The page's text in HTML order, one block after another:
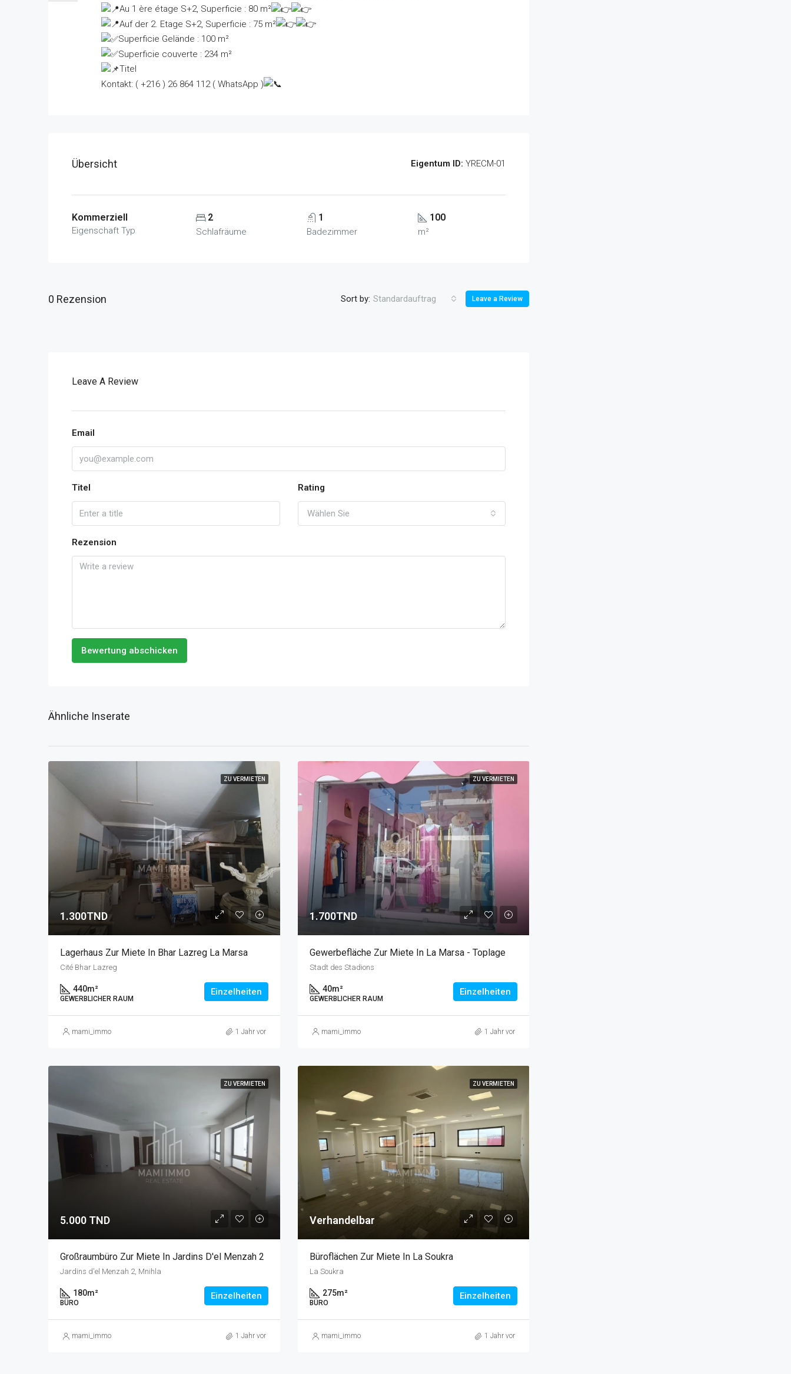
Au 1 ère étage S+2, Superficie : 80 m²
Auf der 2. Etage S+2, Superficie : 75 m²
Superficie Gelände : 100 m²
Superficie couverte : 234 m²
Titel
Kontakt: ( +216 ) 26 864 112 ( WhatsApp )
Übersicht Eigentum ID: YRECM-01
Kommerziell
Eigenschaft Typ
2
Schlafräume
1
Badezimmer
100
m²
0 Rezension Sort by: Standardauftrag Leave a Review
Leave A Review
Email
Titel Rating
Wählen Sie
Rezension
Bewertung abschicken
Ähnliche Inserate
ZU VERMIETEN
1.300TND
Lagerhaus Zur Miete In Bhar Lazreg La Marsa
Cité Bhar Lazreg
440m²
GEWERBLICHER RAUM
Einzelheiten
mami_immo 1 Jahr vor
ZU VERMIETEN
1.700TND
Gewerbefläche Zur Miete In La Marsa - Toplage
Stadt des Stadions
40m²
GEWERBLICHER RAUM
Einzelheiten
mami_immo 1 Jahr vor
ZU VERMIETEN
5.000 TND
Großraumbüro Zur Miete In Jardins D'el Menzah 2
Jardins d'el Menzah 2, Mnihla
180m²
BÜRO
Einzelheiten
mami_immo 1 Jahr vor
ZU VERMIETEN
Verhandelbar
Büroflächen Zur Miete In La Soukra
La Soukra
275m²
BÜRO
Einzelheiten
mami_immo 1 Jahr vor